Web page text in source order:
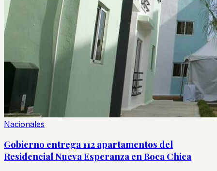
Nacionales
Gobierno entrega 112 apartamentos del
Residencial Nueva Esperanza en Boca Chica